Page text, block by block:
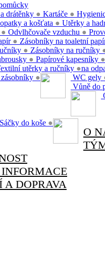
drátěnky ● Kartáče ●
a košťata ● Utěrky a
● Odvlhčovače vzduchu ●
● Zásobníky na toaletní
● Zásobníky na ručníky
● Papírové kapesníky ●
utěrky a ručníky ●
● WC gely
Vůně do
na
Sáčky do koše ●
O
A DOPRAVA